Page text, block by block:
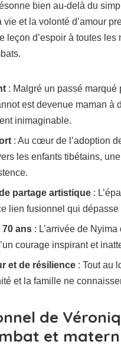
bien au-delà du
et la volonté d’amour
leçon d’espoir à toutes les
: Malgré un passé marqué
est devenue maman à
inimaginable.
: Au cœur de l’adoption
les enfants tibétains,
partage artistique :
lien fusionnel qui
ans : L’arrivée de
courage inspirant et
et de résilience : Tout au
et la famille ne
de
et